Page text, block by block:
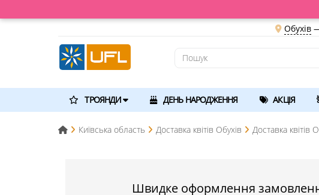
Обухів
ТРОЯНДИ ДЕНЬ НАРОДЖЕННЯ АКЦІЯ
Київська область Доставка квітів Обухів Доставка квітів
Швидке оформлення